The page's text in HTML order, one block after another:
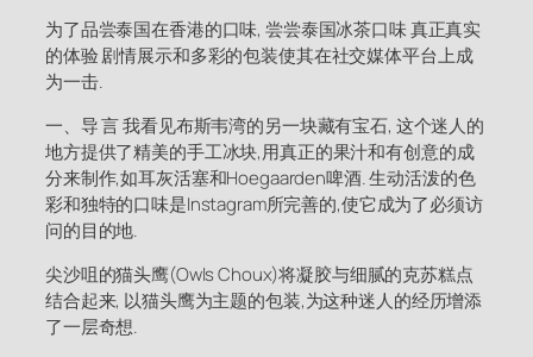
为了品尝泰国在香港的口味, 尝尝泰国冰茶口味 真正真实
的体验 剧情展示和多彩的包装使其在社交媒体平台上成
为一击.
一、导 言 我看见布斯韦湾的另一块藏有宝石, 这个迷人的
地方提供了精美的手工冰块,用真正的果汁和有创意的成
分来制作,如耳灰活塞和Hoegaarden啤酒. 生动活泼的色
彩和独特的口味是Instagram所完善的,使它成为了必须访
问的目的地.
尖沙咀的猫头鹰(Owls Choux)将凝胶与细腻的克苏糕点
结合起来, 以猫头鹰为主题的包装,为这种迷人的经历增添
了一层奇想.